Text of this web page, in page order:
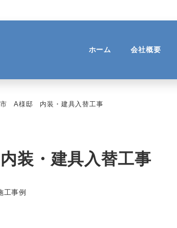
ホーム 会社概要
A様邸 内装・建具入替工事
・建具入替工事
リー
工事例